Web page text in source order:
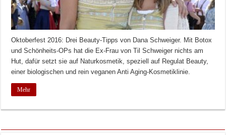
Oktoberfest 2016: Drei Beauty-Tipps von Dana Schweiger. Mit Botox
und Schönheits-OPs hat die Ex-Frau von Til Schweiger nichts am
Hut, dafür setzt sie auf Naturkosmetik, speziell auf Regulat Beauty,
einer biologischen und rein veganen Anti Aging-Kosmetiklinie.
Mehr